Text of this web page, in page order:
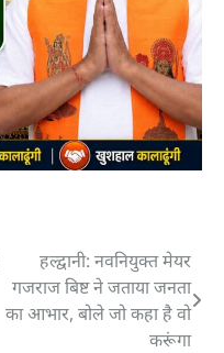
हल्द्वानी: नवनियुक्त मेयर
गजराज बिष्ट ने जताया जनता
का आभार, बोले जो कहा है वो
करूंगा